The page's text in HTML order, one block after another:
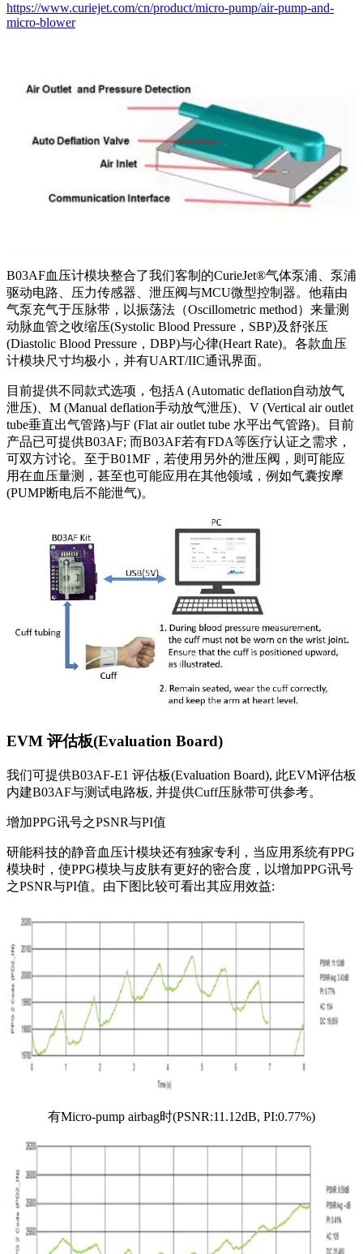
https://www.curiejet.com/cn/product/micro-pump/air-pump-and-
micro-blower
B03AF血压计模块整合了我们客制的CurieJet®气体泵浦、泵浦
驱动电路、压力传感器、泄压阀与MCU微型控制器。他藉由
气泵充气于压脉带，以振荡法（Oscillometric method）来量测
动脉血管之收缩压(Systolic Blood Pressure，SBP)及舒张压
(Diastolic Blood Pressure，DBP)与心律(Heart Rate)。各款血压
计模块尺寸均极小，并有UART/IIC通讯界面。
目前提供不同款式选项，包括A (Automatic deflation自动放气
泄压)、M (Manual deflation手动放气泄压)、V (Vertical air outlet
tube垂直出气管路)与F (Flat air outlet tube 水平出气管路)。目前
产品已可提供B03AF; 而B03AF若有FDA等医疗认证之需求，
可双方讨论。至于B01MF，若使用另外的泄压阀，则可能应
用在血压量测，甚至也可能应用在其他领域，例如气囊按摩
(PUMP断电后不能泄气)。
EVM 评估板(Evaluation Board)
我们可提供B03AF-E1 评估板(Evaluation Board), 此EVM评估板
内建B03AF与测试电路板, 并提供Cuff压脉带可供参考。
增加PPG讯号之PSNR与PI值
研能科技的静音血压计模块还有独家专利，当应用系统有PPG
模块时，使PPG模块与皮肤有更好的密合度，以增加PPG讯号
之PSNR与PI值。由下图比较可看出其应用效益:
有Micro-pump airbag时(PSNR:11.12dB, PI:0.77%)